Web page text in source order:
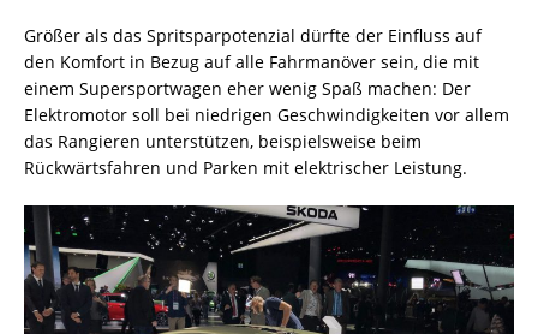
Größer als das Spritsparpotenzial dürfte der Einfluss auf
den Komfort in Bezug auf alle Fahrmanöver sein, die mit
einem Supersportwagen eher wenig Spaß machen: Der
Elektromotor soll bei niedrigen Geschwindigkeiten vor allem
das Rangieren unterstützen, beispielsweise beim
Rückwärtsfahren und Parken mit elektrischer Leistung.